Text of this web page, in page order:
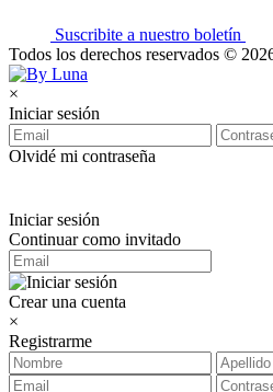
Suscribite a nuestro boletín
Todos los derechos reservados ©
×
Iniciar sesión
Olvidé mi contraseña
Iniciar sesión
Continuar como invitado
Crear una cuenta
×
Registrarme